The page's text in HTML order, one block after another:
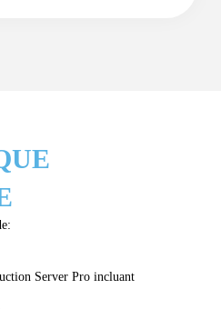
Server Pro incluant